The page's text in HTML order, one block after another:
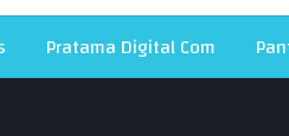
Pratama Digital Com